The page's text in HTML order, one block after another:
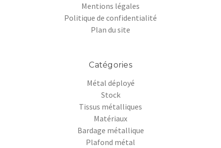
Mentions légales
Politique de confidentialité
Plan du site
Catégories
Métal déployé
Stock
Tissus métalliques
Matériaux
Bardage métallique
Plafond métal